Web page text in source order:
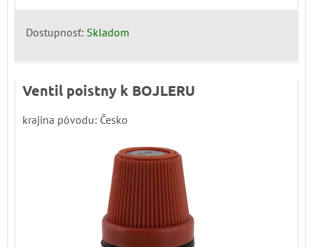
Dostupnosť: Skladom
Ventil poistny k BOJLERU
krajina pôvodu: Česko